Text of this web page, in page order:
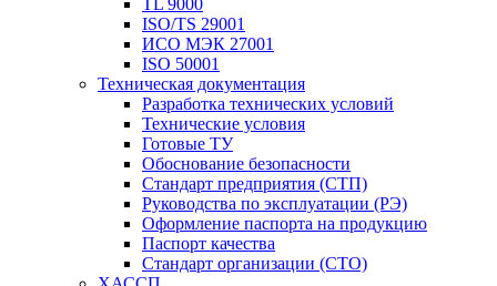
ISO/TS 29001
ИСО МЭК 27001
ISO 50001
Техническая документация
Разработка технических условий
Технические условия
Готовые ТУ
Обоснование безопасности
Стандарт предприятия (СТП)
Руководства по эксплуатации (РЭ)
Оформление паспорта на продукцию
Паспорт качества
Стандарт организации (СТО)